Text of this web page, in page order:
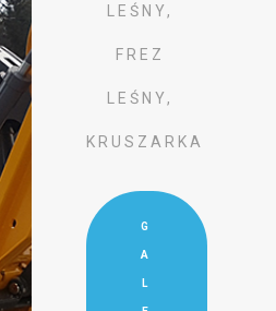
LEŚNY,
FREZ
LEŚNY,
KRUSZARKA
G
A
L